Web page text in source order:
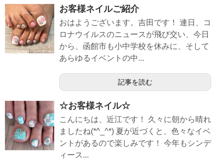
お客様ネイルご紹介
おはようございます。吉田です！ 連日、コ
ロナウイルスのニュースが飛び交い、今日
から、函館市も小中学校を休みに、そして
あらゆるイベントの中...
記事を読む
☆お客様ネイル☆
こんにちは、近江です！ 久々に朝から晴れ
ましたね(*^_^*) 夏が近づくと、色々なイベ
ントがあるので楽しみです！ 今年もシンデ
ィース...